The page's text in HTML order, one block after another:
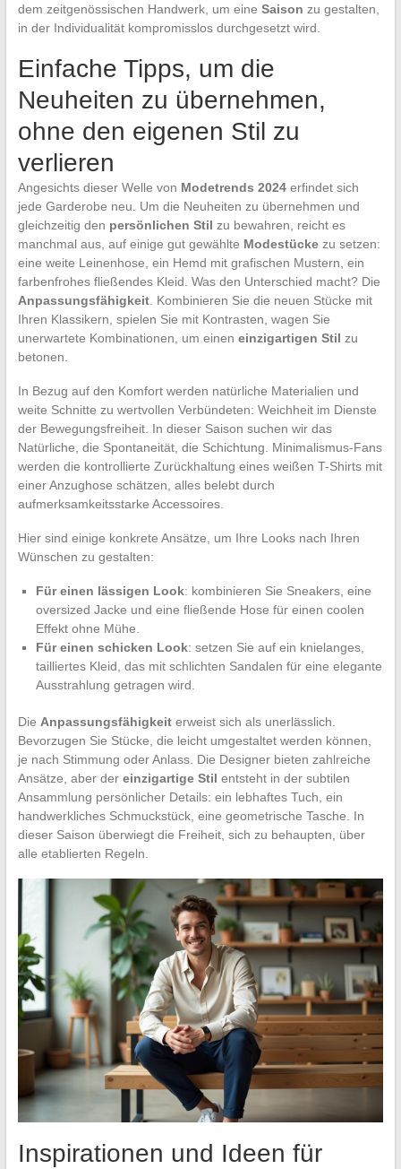
dem zeitgenössischen Handwerk, um eine Saison zu gestalten,
in der Individualität kompromisslos durchgesetzt wird.
Einfache Tipps, um die
Neuheiten zu übernehmen,
ohne den eigenen Stil zu
verlieren
Angesichts dieser Welle von Modetrends 2024erfindet sich
jede Garderobe neu. Um die Neuheiten zu übernehmen und
gleichzeitig den persönlichen Stil zu bewahren, reicht es
manchmal aus, auf einige gut gewählte Modestückezu setzen:
eine weite Leinenhose, ein Hemd mit grafischen Mustern, ein
farbenfrohes fließendes Kleid. Was den Unterschied macht? Die
Anpassungsfähigkeit. Kombinieren Sie die neuen Stücke mit
Ihren Klassikern, spielen Sie mit Kontrasten, wagen Sie
unerwartete Kombinationen, um einen einzigartigen Stil zu
betonen.
In Bezug auf den Komfort werden natürliche Materialien und
weite Schnitte zu wertvollen Verbündeten: Weichheit im Dienste
der Bewegungsfreiheit. In dieser Saison suchen wir das
Natürliche, die Spontaneität, die Schichtung. Minimalismus-Fans
werden die kontrollierte Zurückhaltung eines weißen T-Shirts mit
einer Anzughose schätzen, alles belebt durch
aufmerksamkeitsstarke Accessoires.
Hier sind einige konkrete Ansätze, um Ihre Looks nach Ihren
Wünschen zu gestalten:
Für einen lässigen Look: kombinieren Sie Sneakers, eine
oversized Jacke und eine fließende Hose für einen coolen
Effekt ohne Mühe.
Für einen schicken Look: setzen Sie auf ein knielanges,
tailliertes Kleid, das mit schlichten Sandalen für eine elegante
Ausstrahlung getragen wird.
Die Anpassungsfähigkeiterweist sich als unerlässlich.
Bevorzugen Sie Stücke, die leicht umgestaltet werden können,
je nach Stimmung oder Anlass. Die Designer bieten zahlreiche
Ansätze, aber der einzigartige Stil entsteht in der subtilen
Ansammlung persönlicher Details: ein lebhaftes Tuch, ein
handwerkliches Schmuckstück, eine geometrische Tasche. In
dieser Saison überwiegt die Freiheit, sich zu behaupten, über
alle etablierten Regeln.
Inspirationen und Ideen für